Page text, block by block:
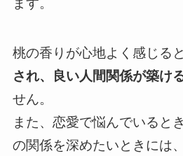
ます。
桃の香りが心地よく感じると
され、良い人間関係が築け
せん。
また、恋愛で悩んでいると
の関係を深めたいときには